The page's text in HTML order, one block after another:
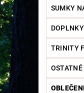
SUMKY
DOPLNKY
TRINITY
OSTATNÉ